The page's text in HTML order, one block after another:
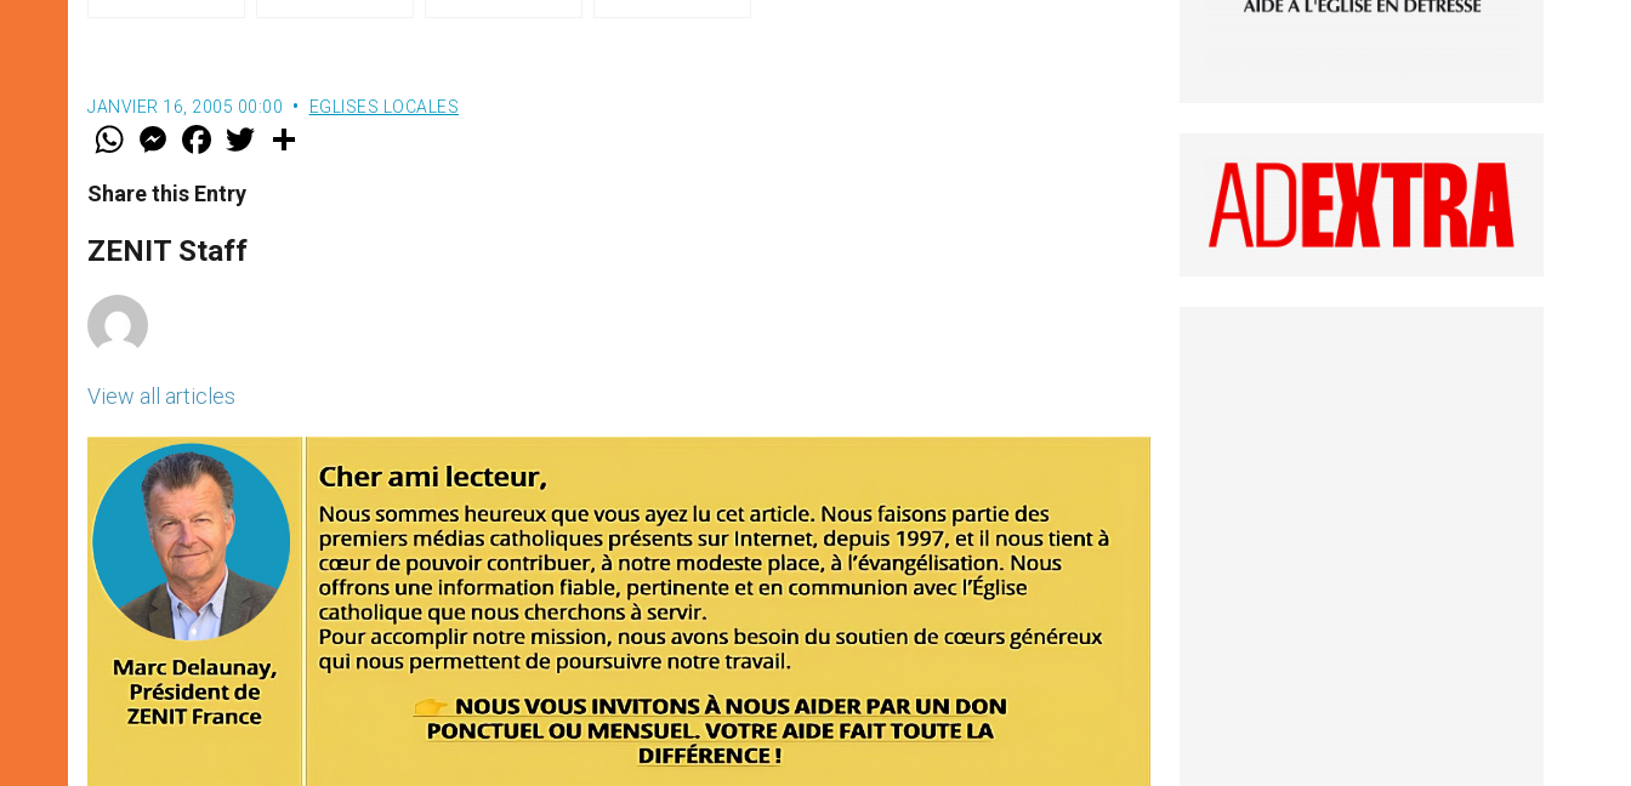
JANVIER 16, 2005 00:00 EGLISES LOCALES
W
t
s
p
p
M
e
s
e
g
e
F
a
e
b
o
k
w
Share this Entry
ZENIT Staff
View all articles